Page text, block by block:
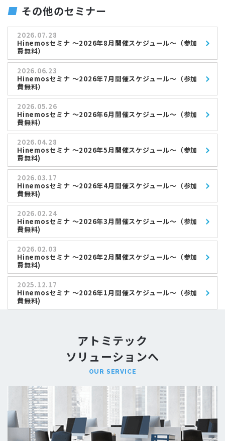
その他のセミナー
2026.07.28
Hinemosセミナ ～2026年8月開催スケジュール～（参加
費無料）
2026.06.23
Hinemosセミナ ～2026年7月開催スケジュール～（参加
費無料）
2026.05.26
Hinemosセミナ ～2026年6月開催スケジュール～（参加
費無料）
2026.04.28
Hinemosセミナ ～2026年5月開催スケジュール～（参加
費無料)
2026.03.17
Hinemosセミナ ～2026年4月開催スケジュール～（参加
費無料)
2026.02.24
Hinemosセミナ ～2026年3月開催スケジュール～（参加
費無料)
2026.02.03
Hinemosセミナ ～2026年2月開催スケジュール～（参加
費無料)
2025.12.17
Hinemosセミナ ～2026年1月開催スケジュール～（参加
費無料)
アトミテック
ソリューションへ
OUR SERVICE